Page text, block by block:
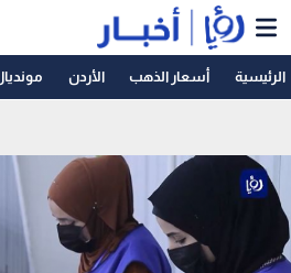
الرئيسية أسعار الذهب الأردن مونديال